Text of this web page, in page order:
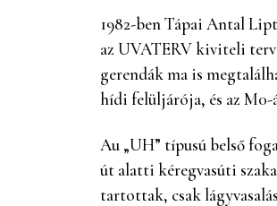
1982-ben Tápai Antal
az UVATERV kiviteli terv
gerendák ma is
hídi felüljárója, és az M0-
Au „UH” típusú belső
út alatti kéregvasúti
tartottak, csak